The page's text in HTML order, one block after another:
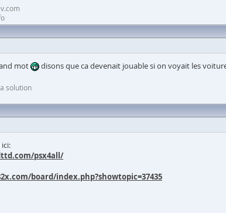
mot disons que ca devenait jouable si on voyait les
solution
psx4all/
board/index.php?showtopic=37435